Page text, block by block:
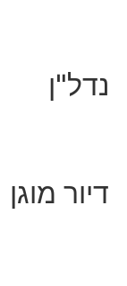
נדל"ן
דיור מוגן